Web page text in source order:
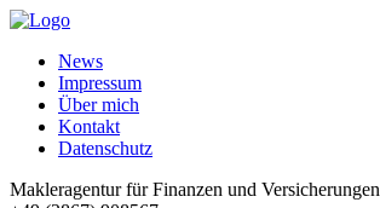
News
Impressum
Über mich
Kontakt
Datenschutz
Makleragentur für Finanzen und Versicherungen